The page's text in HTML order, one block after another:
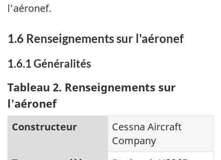
l'aéronef.
1.6 Renseignements sur l'aéronef
1.6.1 Généralités
Tableau 2. Renseignements sur
l'aéronef
Constructeur
Cessna Aircraft
Company